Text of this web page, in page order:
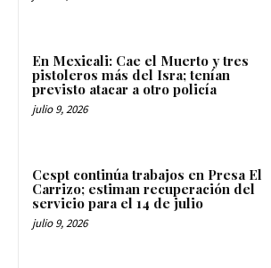
En Mexicali: Cae el Muerto y tres
pistoleros más del Isra; tenían
previsto atacar a otro policía
julio 9, 2026
Cespt continúa trabajos en Presa El
Carrizo; estiman recuperación del
servicio para el 14 de julio
julio 9, 2026